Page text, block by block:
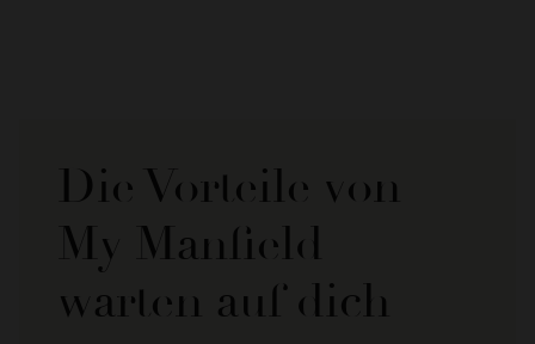
Die Vorteile von
My Manfield
warten auf dich